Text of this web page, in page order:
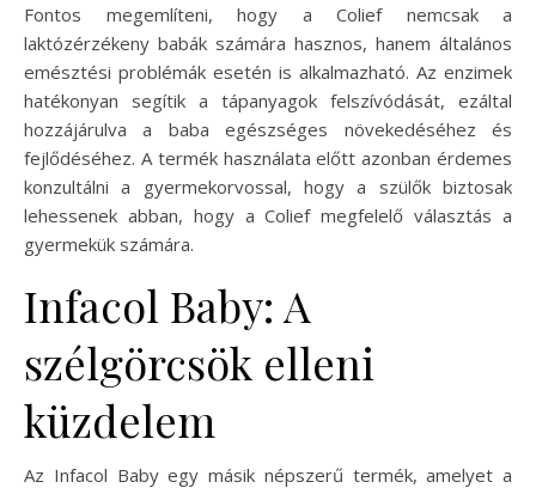
Fontos megemlíteni, hogy a Colief nemcsak a
laktózérzékeny babák számára hasznos, hanem általános
emésztési problémák esetén is alkalmazható. Az enzimek
hatékonyan segítik a tápanyagok felszívódását, ezáltal
hozzájárulva a baba egészséges növekedéséhez és
fejlődéséhez. A termék használata előtt azonban érdemes
konzultálni a gyermekorvossal, hogy a szülők biztosak
lehessenek abban, hogy a Colief megfelelő választás a
gyermekük számára.
Infacol Baby: A
szélgörcsök elleni
küzdelem
Az Infacol Baby egy másik népszerű termék, amelyet a